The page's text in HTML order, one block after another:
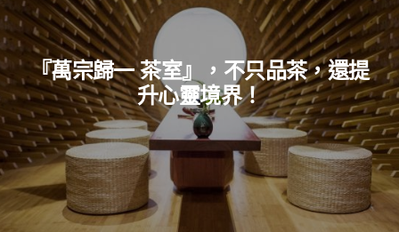
『萬宗歸一 茶室』，不只品茶，還提
升心靈境界！